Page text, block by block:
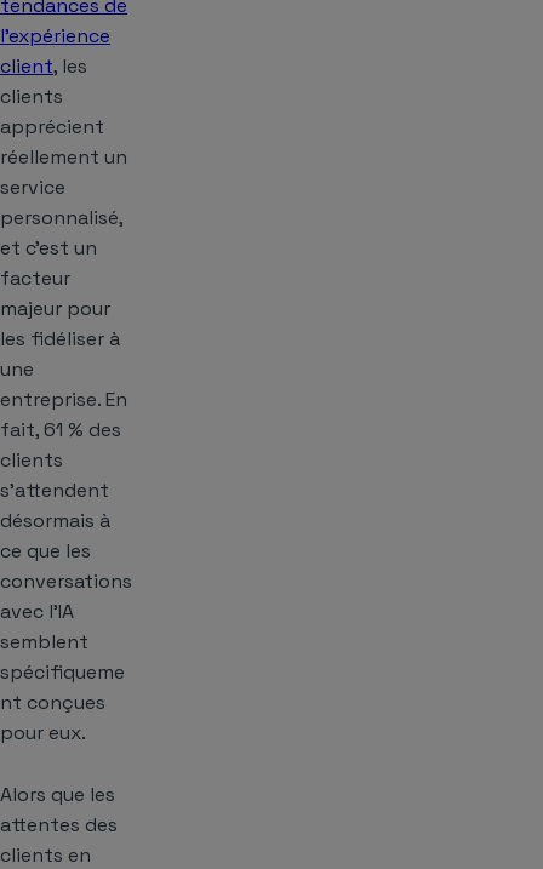
tendances de
l’expérience
client, les
clients
apprécient
réellement un
service
personnalisé,
et c’est un
facteur
majeur pour
les fidéliser à
une
entreprise. En
fait, 61 % des
clients
s’attendent
désormais à
ce que les
conversations
avec l’IA
semblent
spécifiqueme
nt conçues
pour eux.
Alors que les
attentes des
clients en